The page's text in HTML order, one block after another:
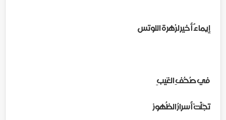
إيماءٌ أخير لزهرة اللوتس
في صُحُفِ الغَيبِ
تَجَلَّتْ أسرارُ الظُهورْ